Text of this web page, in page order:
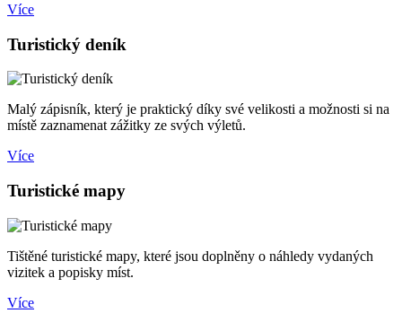
Více
Turistický deník
Malý zápisník, který je praktický díky své velikosti a možnosti si na
místě zaznamenat zážitky ze svých výletů.
Více
Turistické mapy
Tištěné turistické mapy, které jsou doplněny o náhledy vydaných
vizitek a popisky míst.
Více